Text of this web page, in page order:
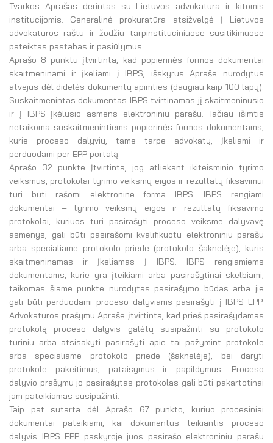
FR
Tvarkos Aprašas derintas su Lietuvos advokatūra ir kitomis
institucijomis. Generalinė prokuratūra atsižvelgė į Lietuvos
advokatūros raštu ir žodžiu tarpinstituciniuose susitikimuose
pateiktas pastabas ir pasiūlymus.
Aprašo 8 punktu įtvirtinta, kad popierinės formos dokumentai
skaitmeninami ir įkeliami į IBPS, išskyrus Apraše nurodytus
atvejus dėl didelės dokumentų apimties (daugiau kaip 100 lapų).
Suskaitmenintas dokumentas IBPS tvirtinamas jį skaitmeninusio
ir į IBPS įkėlusio asmens elektroniniu parašu. Tačiau išimtis
netaikoma suskaitmenintiems popierinės formos dokumentams,
kurie proceso dalyvių, tame tarpe advokatų, įkeliami ir
perduodami per EPP portalą.
Aprašo 32 punkte įtvirtinta, jog atliekant ikiteisminio tyrimo
veiksmus, protokolai tyrimo veiksmų eigos ir rezultatų fiksavimui
turi būti rašomi elektronine forma IBPS. IBPS rengiami
dokumentai – tyrimo veiksmų eigos ir rezultatų fiksavimo
protokolai, kuriuos turi pasirašyti proceso veiksme dalyvavę
asmenys, gali būti pasirašomi kvalifikuotu elektroniniu parašu
arba specialiame protokolo priede (protokolo šaknelėje), kuris
skaitmeninamas ir įkeliamas į IBPS. IBPS rengiamiems
dokumentams, kurie yra įteikiami arba pasirašytinai skelbiami,
taikomas šiame punkte nurodytas pasirašymo būdas arba jie
gali būti perduodami proceso dalyviams pasirašyti į IBPS EPP.
Advokatūros prašymu Apraše įtvirtinta, kad prieš pasirašydamas
protokolą proceso dalyvis galėtų susipažinti su protokolo
turiniu arba atsisakyti pasirašyti apie tai pažymint protokole
arba specialiame protokolo priede (šaknelėje), bei daryti
protokole pakeitimus, pataisymus ir papildymus. Proceso
dalyvio prašymu jo pasirašytas protokolas gali būti pakartotinai
jam pateikiamas susipažinti.
Taip pat sutarta dėl Aprašo 67 punkto, kuriuo procesiniai
dokumentai pateikiami, kai dokumentus teikiantis proceso
dalyvis IBPS EPP paskyroje juos pasirašo elektroniniu parašu